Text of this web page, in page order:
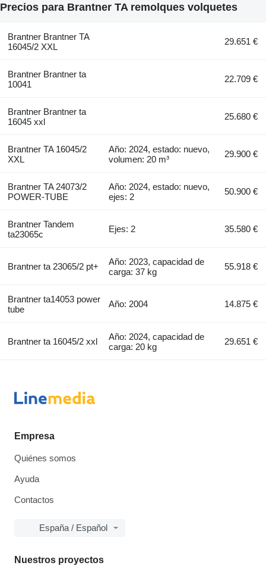
Precios para Brantner TA remolques volquetes
Brantner Brantner TA
16045/2 XXL
29.651 €
Brantner Brantner ta
10041
22.709 €
Brantner Brantner ta
16045 xxl
25.680 €
Brantner TA 16045/2
XXL
Año: 2024, estado: nuevo,
volumen: 20 m³
29.900 €
Brantner TA 24073/2
POWER-TUBE
Año: 2024, estado: nuevo,
ejes: 2
50.900 €
Brantner Tandem
ta23065c
Ejes: 2 35.580 €
Brantner ta 23065/2 pt+
Año: 2023, capacidad de
carga: 37 kg
55.918 €
Brantner ta14053 power
tube
Año: 2004 14.875 €
Brantner ta 16045/2 xxl
Año: 2024, capacidad de
carga: 20 kg
29.651 €
Empresa
Quiénes somos
Ayuda
Contactos
España / Español
Nuestros proyectos